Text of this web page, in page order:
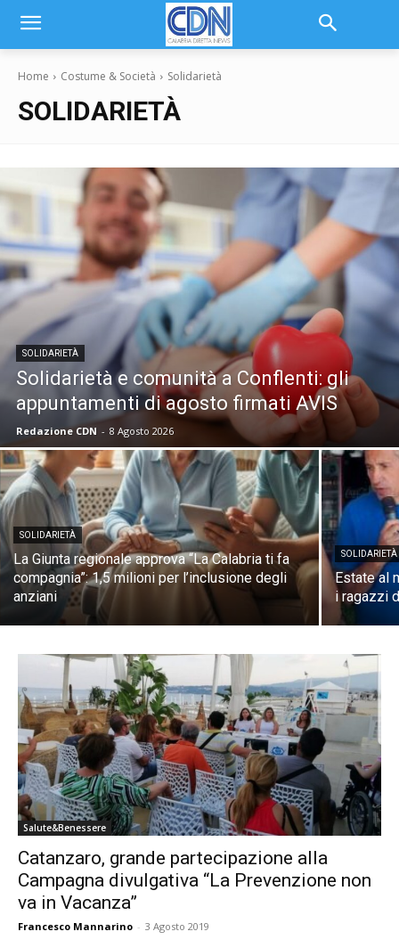
Home Costume & Società Solidarietà
SOLIDARIETÀ
SOLIDARIETÀ
Solidarietà e comunità a Conflenti: gli
appuntamenti di agosto firmati AVIS
Redazione CDN - 8 Agosto 2026
SOLIDARIETÀ
La Giunta regionale approva “La Calabria ti fa
compagnia”: 1,5 milioni per l’inclusione degli
anziani
SOLIDARIETÀ
Estate al
i ragazzi
Salute&Benessere
Catanzaro, grande partecipazione alla
Campagna divulgativa “La Prevenzione non
va in Vacanza”
Francesco Mannarino - 3 Agosto 2019